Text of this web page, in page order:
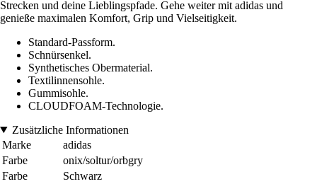
Strecken und deine Lieblingspfade. Gehe weiter mit adidas und
genieße maximalen Komfort, Grip und Vielseitigkeit.
Standard-Passform.
Schnürsenkel.
Synthetisches Obermaterial.
Textilinnensohle.
Gummisohle.
CLOUDFOAM-Technologie.
Zusätzliche Informationen
Marke
adidas
Farbe
onix/soltur/orbgry
Farbe
Schwarz